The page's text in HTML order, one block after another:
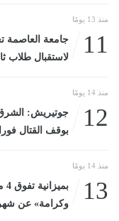
منذ 13 يومًا
11
جامعة العاصمة
لاستقبال طلاب
منذ 14 يومًا
12
جوتيريش:
بوقف القتال فورا
منذ 14 يومًا
13
وكرامة» عن شهر... الثلاثاء،